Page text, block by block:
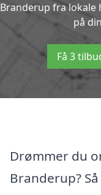
Branderup fra lokale
på
Få 3
Drømmer du
Branderup?